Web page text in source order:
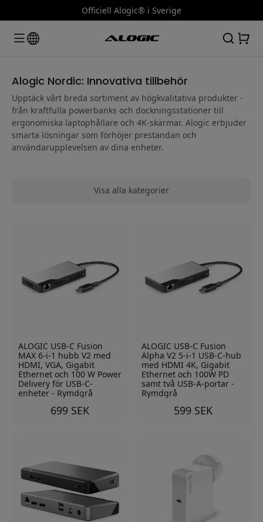
Officiell Alogic® i Sverige
Alogic Nordic: Innovativa tillbehör
Upptäck vårt breda sortiment av högkvalitativa produkter -
från kraftfulla powerbanks och dockningsstationer till
ergonomiska laptophållare och 4K-skärmar. Alogic erbjuder
smarta lösningar som förhöjer prestandan och
användarupplevelsen av dina enheter.
Visa alla kategorier
ALOGIC USB-C Fusion
MAX 6-i-1 hubb V2 med
HDMI, VGA, Gigabit
Ethernet och 100 W Power
Delivery för USB-C-
enheter - Rymdgrå
699 SEK
ALOGIC USB-C Fusion
Alpha V2 5-i-1 USB-C-hub
med HDMI 4K, Gigabit
Ethernet och 100W PD
samt två USB-A-portar -
Rymdgrå
599 SEK